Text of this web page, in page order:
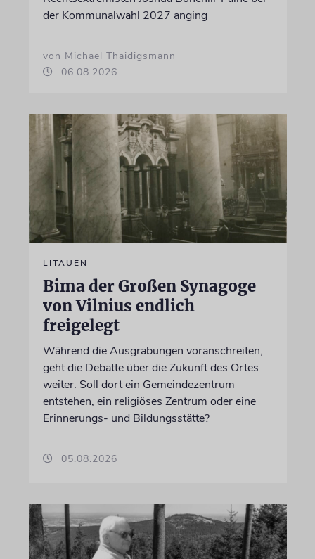
der Kommunalwahl 2027 anging
von Michael Thaidigsmann
06.08.2026
LITAUEN
Bima der Großen Synagoge
von Vilnius endlich
freigelegt
Während die Ausgrabungen voranschreiten,
geht die Debatte über die Zukunft des Ortes
weiter. Soll dort ein Gemeindezentrum
entstehen, ein religiöses Zentrum oder eine
Erinnerungs- und Bildungsstätte?
05.08.2026